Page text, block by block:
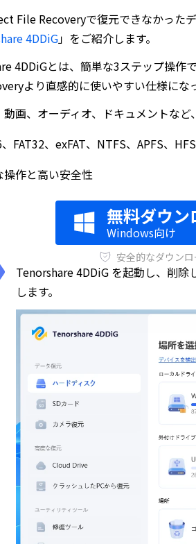
File Recoveryで復元できなかった
4DDiG」をご紹介します。
4DDiGとは、簡単な3ステップ操
より直感的に使いやすい仕様にな
動画、オーディオ、ドキュメントな
FAT32、exFAT、NTFS、APFS、
操作と高い安全性
無料ダウン
Windows向け
安全的なダウンロ
Tenorshare 4DDiG を起動し、削
します。